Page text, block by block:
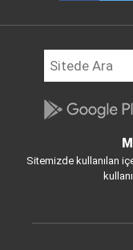
Sitemizde kullanılan